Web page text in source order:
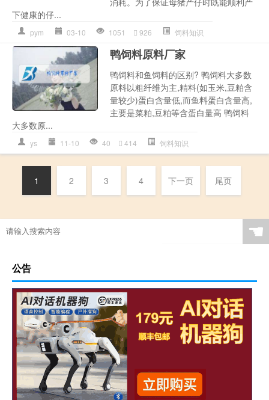
下健康的仔...
pym 03-10 1051 926 饲料知识
鸭饲料原料厂家
鸭饲料和鱼饲料的区别? 鸭饲料大多数
原料以粗纤维为主,精料(如玉米,豆粕含
量较少)蛋白含量低,而鱼料蛋白含量高,
主要是菜粕,豆粕等含蛋白量高 鸭饲料
大多数原...
ys 11-10 40 414 饲料知识
1 2 3 4 下一页 尾页
☚
公告